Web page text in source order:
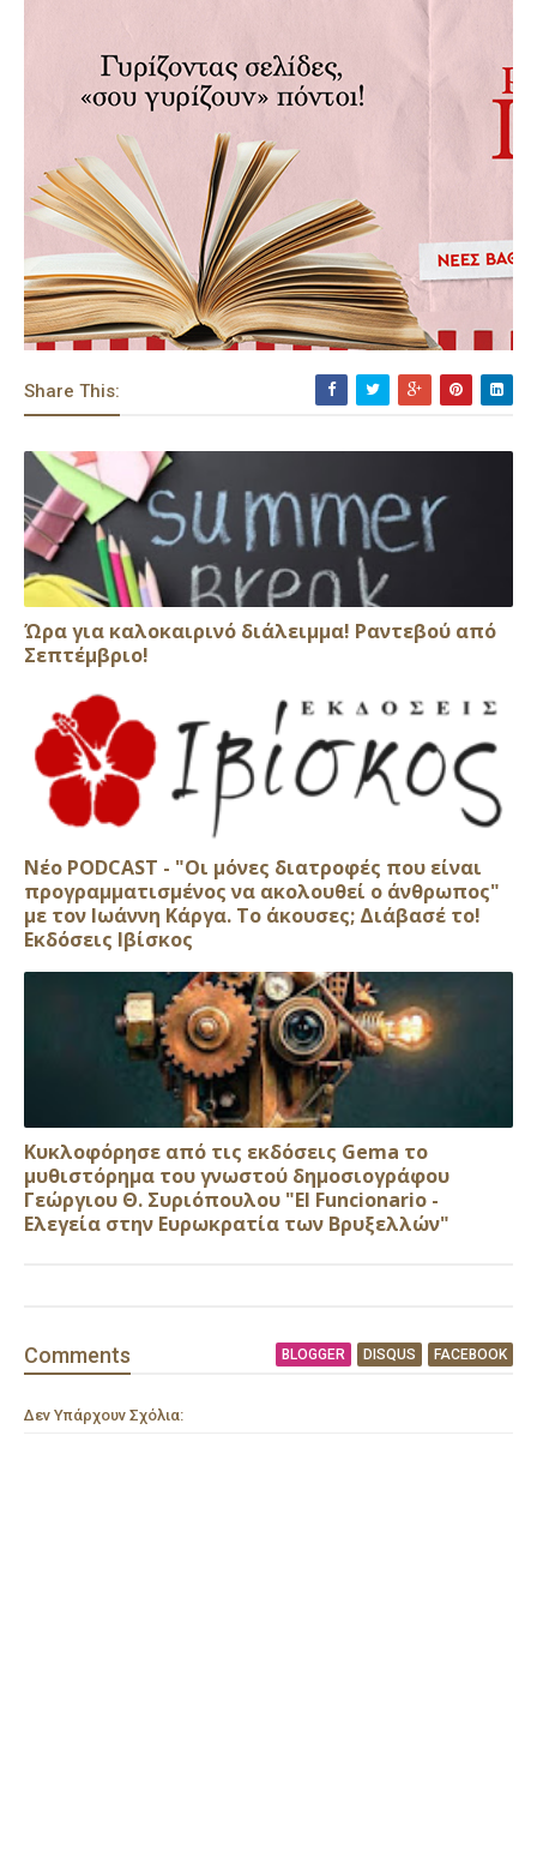
Share This:
Ώρα για καλοκαιρινό διάλειμμα! Ραντεβού από
Σεπτέμβριο!
Νέο PODCAST - "Οι μόνες διατροφές που είναι
προγραμματισμένος να ακολουθεί ο άνθρωπος"
με τον Ιωάννη Κάργα. Το άκουσες; Διάβασέ το!
Εκδόσεις Ιβίσκος
Κυκλοφόρησε από τις εκδόσεις Gema το
μυθιστόρημα του γνωστού δημοσιογράφου
Γεώργιου Θ. Συριόπουλου "El Funcionario -
Ελεγεία στην Ευρωκρατία των Βρυξελλών"
Comments BLOGGER DISQUS FACEBOOK
Δεν Υπάρχουν Σχόλια: